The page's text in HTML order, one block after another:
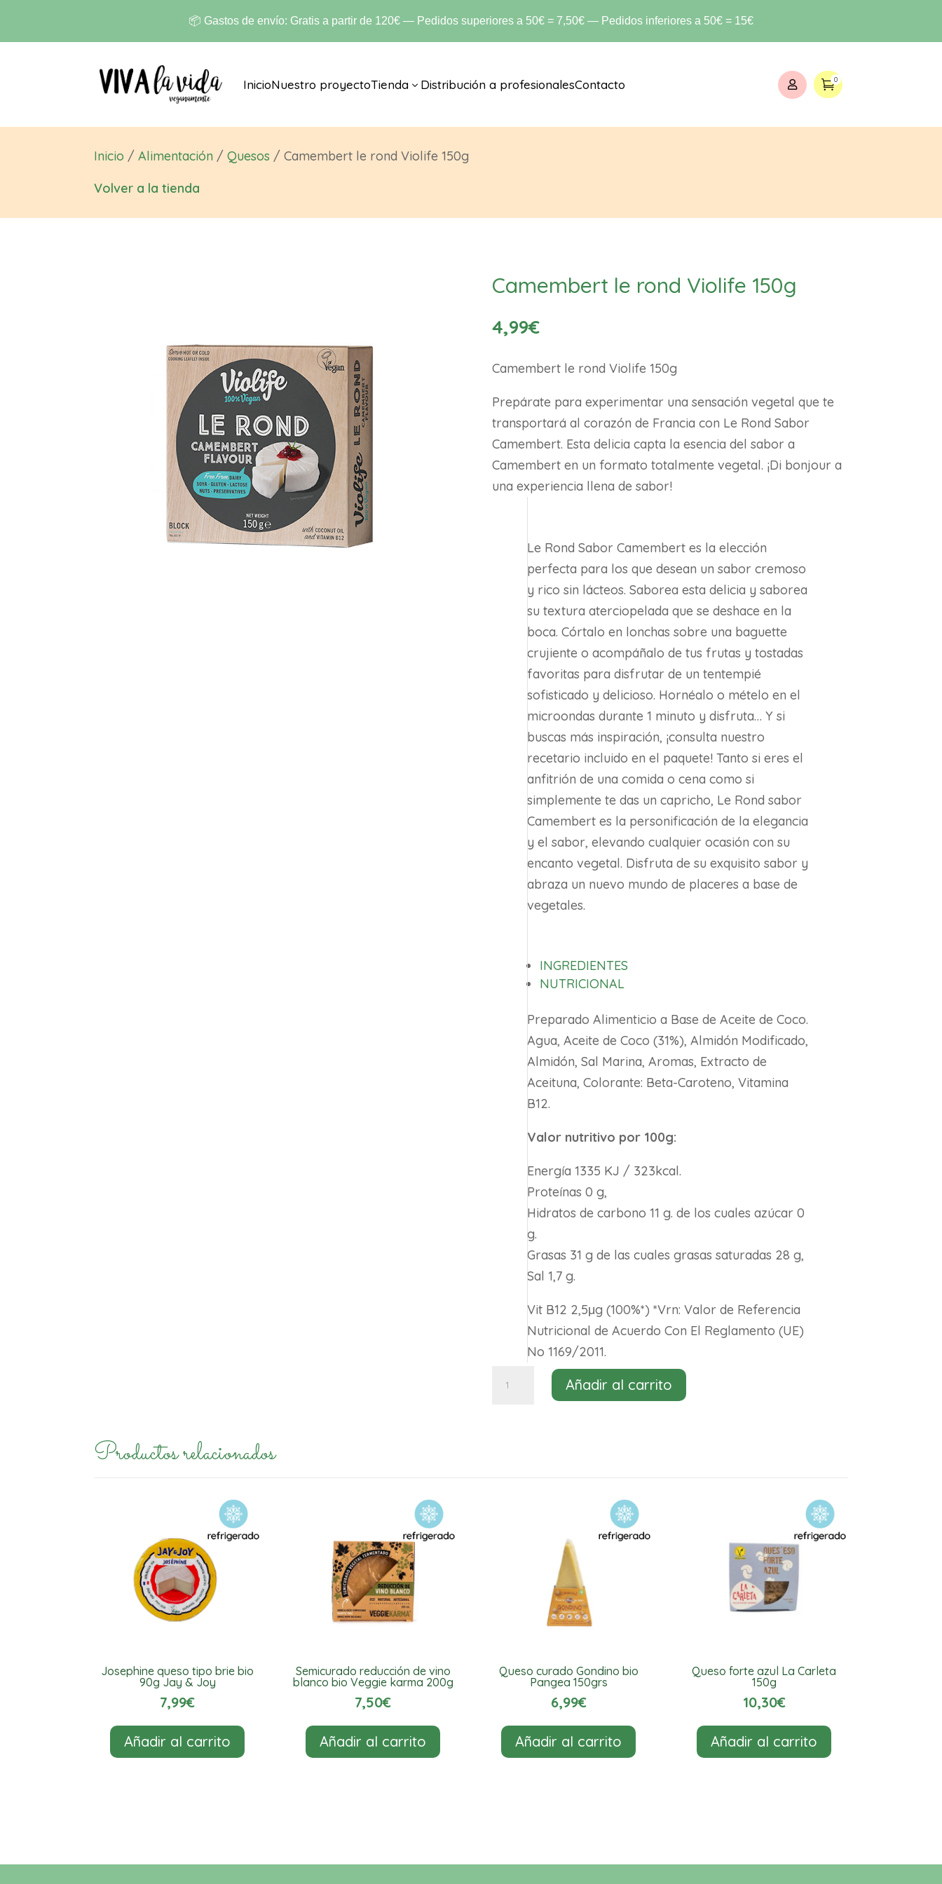
📦 Gastos de envío: Gratis a partir de 120€ — Pedidos superiores a 50€ = 7,50€ — Pedidos inferiores a 50€ = 15€
InicioNuestro proyectoTienda 3 Distribución a profesionalesContacto  0
Inicio /Alimentación /Quesos / Camembert le rond Violife 150g
Volver a la tienda
Camembert le rond Violife 150g
4,99€
Camembert le rond Violife 150g
Prepárate para experimentar una sensación vegetal que te
transportará al corazón de Francia con Le Rond Sabor
Camembert. Esta delicia capta la esencia del sabor a
Camembert en un formato totalmente vegetal. ¡Di bonjour a
una experiencia llena de sabor!
Le Rond Sabor Camembert es la elección
perfecta para los que desean un sabor cremoso
y rico sin lácteos. Saborea esta delicia y saborea
su textura aterciopelada que se deshace en la
boca. Córtalo en lonchas sobre una baguette
crujiente o acompáñalo de tus frutas y tostadas
favoritas para disfrutar de un tentempié
sofisticado y delicioso. Hornéalo o mételo en el
microondas durante 1 minuto y disfruta… Y si
buscas más inspiración, ¡consulta nuestro
recetario incluido en el paquete! Tanto si eres el
anfitrión de una comida o cena como si
simplemente te das un capricho, Le Rond sabor
Camembert es la personificación de la elegancia
y el sabor, elevando cualquier ocasión con su
encanto vegetal. Disfruta de su exquisito sabor y
abraza un nuevo mundo de placeres a base de
vegetales.
INGREDIENTES
NUTRICIONAL
Preparado Alimenticio a Base de Aceite de Coco.
Agua, Aceite de Coco (31%), Almidón Modificado,
Almidón, Sal Marina, Aromas, Extracto de
Aceituna, Colorante: Beta-Caroteno, Vitamina
B12.
Valor nutritivo por 100g:
Energía 1335 KJ / 323kcal.
Proteínas 0 g,
Hidratos de carbono 11 g. de los cuales azúcar 0
g.
Grasas 31 g de las cuales grasas saturadas 28 g,
Sal 1,7 g.
Vit B12 2,5μg (100%*) *Vrn: Valor de Referencia
Nutricional de Acuerdo Con El Reglamento (UE)
No 1169/2011.
Camembert
Añadir al carrito
Productos relacionados
Josephine queso tipo brie bio
90g Jay & Joy
7,99€
Añadir al carrito
Semicurado reducción de vino
blanco bio Veggie karma 200g
7,50€
Añadir al carrito
Queso curado Gondino bio
Pangea 150grs
6,99€
Añadir al carrito
Queso forte azul La Carleta
150g
10,30€
Añadir al carrito